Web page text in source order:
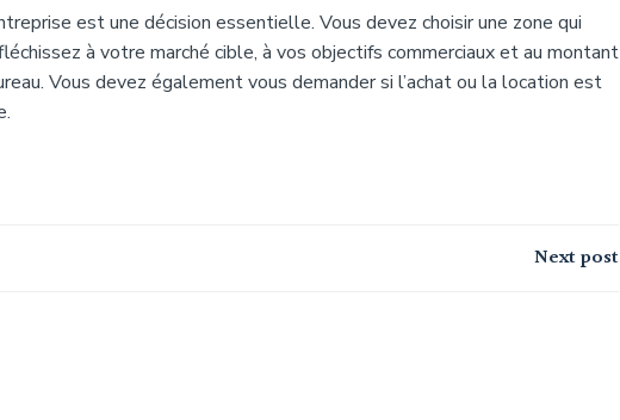
est une décision essentielle. Vous devez choisir une zone qui
à votre marché cible, à vos objectifs commerciaux et au montant
Vous devez également vous demander si l’achat ou la location est
Next post